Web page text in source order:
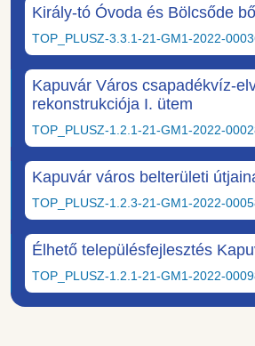
Király-tó Óvoda és Bölcsőde
TOP_PLUSZ-3.3.1-21-GM1-2022-
Kapuvár Város csapadékvíz-
rekonstrukciója I. ütem
TOP_PLUSZ-1.2.1-21-GM1-2022-
Kapuvár város belterületi
TOP_PLUSZ-1.2.3-21-GM1-2022-
Élhető településfejlesztés
TOP_PLUSZ-1.2.1-21-GM1-2022-